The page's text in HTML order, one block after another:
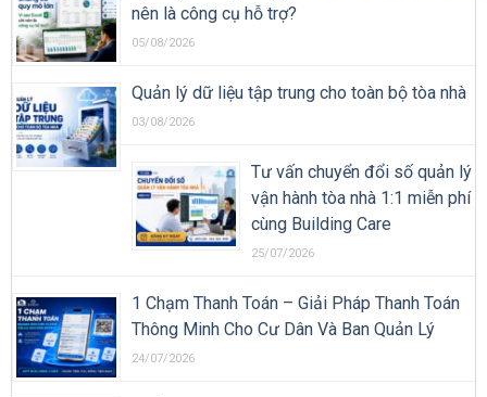
nên là công cụ hỗ trợ?
05/08/2026
Quản lý dữ liệu tập trung cho toàn bộ tòa nhà
03/08/2026
Tư vấn chuyển đổi số quản lý
vận hành tòa nhà 1:1 miễn phí
cùng Building Care
25/07/2026
1 Chạm Thanh Toán – Giải Pháp Thanh Toán
Thông Minh Cho Cư Dân Và Ban Quản Lý
24/07/2026